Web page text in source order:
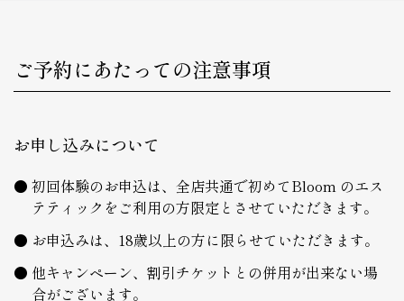
ご予約にあたっての注意事項
お申し込みについて
初回体験のお申込は、全店共通で初めてBloom のエス
テティックをご利用の方限定とさせていただきます。
お申込みは、18歳以上の方に限らせていただきます。
他キャンペーン、割引チケットとの併用が出来ない場
合がございます。